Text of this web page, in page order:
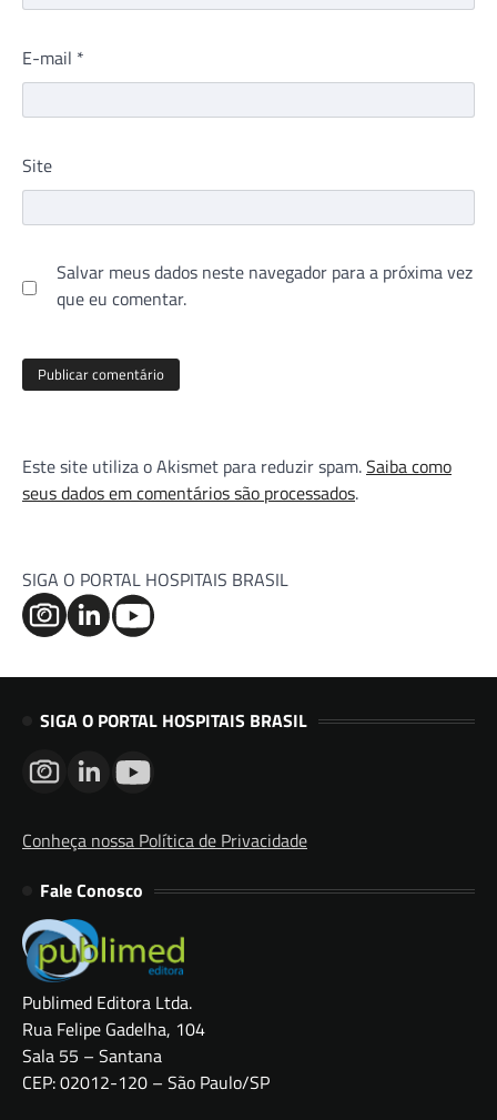
E-mail *
Site
Salvar meus dados neste navegador para a próxima vez
que eu comentar.
Este site utiliza o Akismet para reduzir spam.Saiba como
seus dados em comentários são processados.
SIGA O PORTAL HOSPITAIS BRASIL
SIGA O PORTAL HOSPITAIS BRASIL
Conheça nossa Política de Privacidade
Fale Conosco
Publimed Editora Ltda.
Rua Felipe Gadelha, 104
Sala 55 – Santana
CEP: 02012-120 – São Paulo/SP